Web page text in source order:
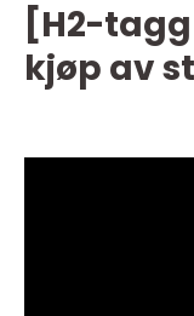
[H2-
kjøp av